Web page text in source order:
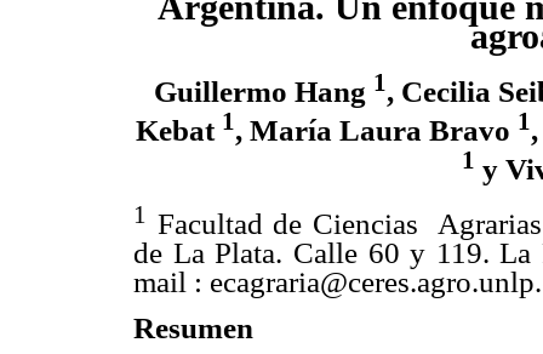
Guillermo Hang 1, Cecilia
Kebat 1, María Laura Bravo 1
1 y
1 Facultad de Ciencias
de La Plata. Calle 60 y 119.
mail :
Resumen